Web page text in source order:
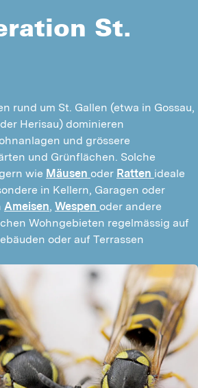
St.
rund um St. Gallen (etwa in Gossau,
Herisau) dominieren
und grössere
und Grünflächen. Solche
wie Mäusen oder Ratten ideale
in Kellern, Garagen oder
Ameisen, Wespen oder andere
Wohngebieten regelmässig auf
oder auf Terrassen